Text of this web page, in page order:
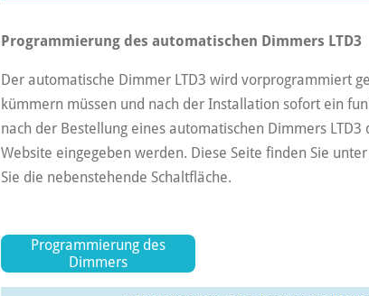
Programmierung des automatischen Dimmers LTD3
Der automatische Dimmer LTD3 wird vorprogrammiert
kümmern müssen und nach der Installation sofort ein
nach der Bestellung eines automatischen Dimmers
Website eingegeben werden. Diese Seite finden Sie
Sie die nebenstehende Schaltfläche.
Programmierung des
Dimmers